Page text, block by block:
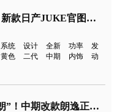
换装全新大屏！新款日产JUKE官图发布
系统 设计 全新 功率
发
黄色 二代 中期 内饰
动
中国特供“德原朗”！中期改款朗逸正式上市